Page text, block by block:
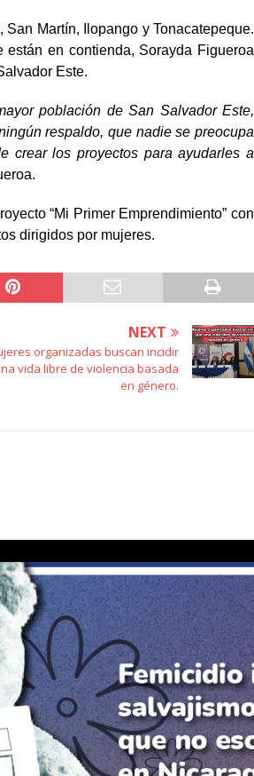
Martín, Ilopango y Tonacatepeque.
en contienda, Sorayda Figueroa
Este.
población de San Salvador Este,
respaldo, que nadie se preocupa
crear los proyectos para ayudarles a
“Mi Primer Emprendimiento” con
dirigidos por mujeres.
NEXT
organizadas buscan incidir
vida libre de violencia basada
en género.